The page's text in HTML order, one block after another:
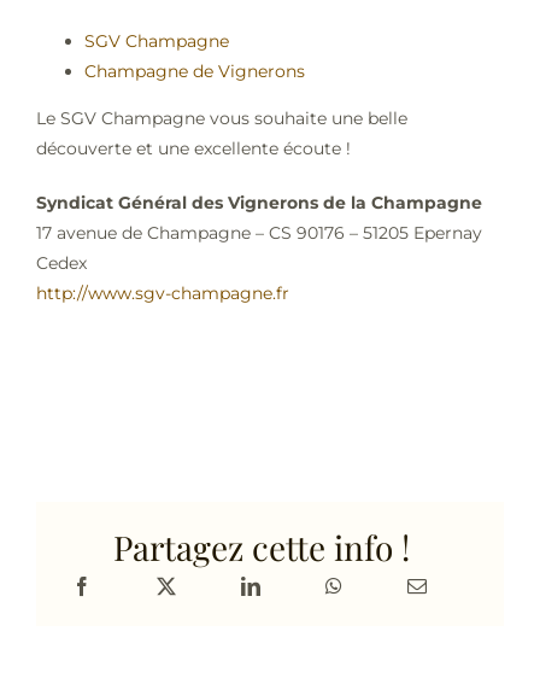
SGV Champagne
Champagne de Vignerons
Le SGV Champagne vous souhaite une belle
découverte et une excellente écoute !
Syndicat Général des Vignerons de la Champagne
17 avenue de Champagne – CS 90176 – 51205 Epernay
Cedex
http://www.sgv-champagne.fr
Partagez cette info !